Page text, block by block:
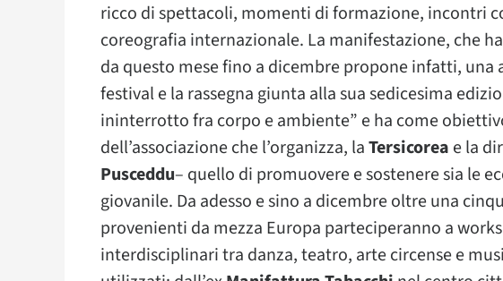
ricco di spettacoli, momenti di formazione, incontri
coreografia internazionale. La manifestazione, che
da questo mese fino a dicembre propone infatti,
festival e la rassegna giunta alla sua sedicesima
ininterrotto fra corpo e ambiente” e ha come
dell’associazione che l’organizza, laTersicorea e la
Pusceddu– quello di promuovere e sostenere sia le
giovanile. Da adesso e sino a dicembre oltre una
provenienti da mezza Europa parteciperanno a
interdisciplinari tra danza, teatro, arte circense e